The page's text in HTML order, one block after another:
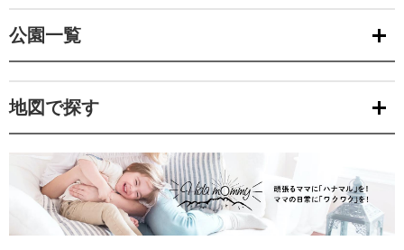
公園一覧
地図で探す